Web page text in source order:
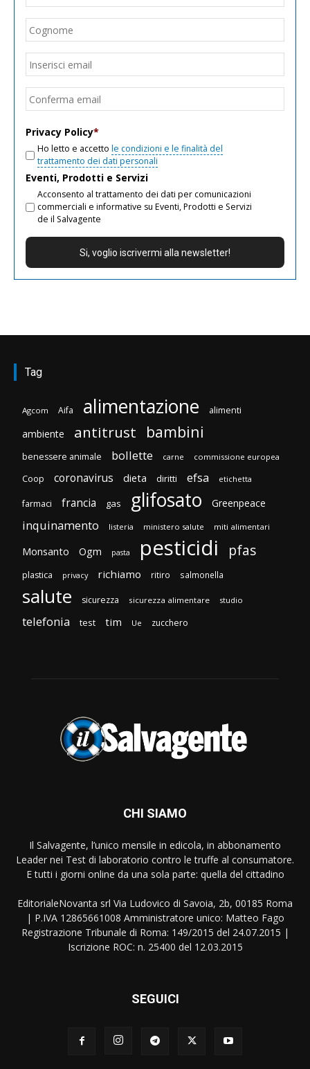
Email
Privacy Policy*
Ho letto e accetto le condizioni e le finalità del
trattamento dei dati personali
Eventi, Prodotti e Servizi
Acconsento al trattamento dei dati per comunicazioni
commerciali e informative su Eventi, Prodotti e Servizi
de il Salvagente
Tag
Agcom Aifa alimentazione alimenti
ambiente antitrust bambini
benessere animale bollette carne commissione europea
Coop coronavirus dieta diritti efsa etichetta
farmaci francia gas glifosato Greenpeace
inquinamento listeria ministero salute miti alimentari
Monsanto Ogm pasta pesticidi pfas
plastica privacy richiamo ritiro salmonella
salute sicurezza sicurezza alimentare studio
telefonia test tim Ue zucchero
CHI SIAMO
Il Salvagente, l’unico mensile in edicola, in abbonamento
Leader nei Test di laboratorio contro le truffe al consumatore.
E tutti i giorni online da una sola parte: quella del cittadino
EditorialeNovanta srl Via Ludovico di Savoia, 2b, 00185 Roma
| P.IVA 12865661008 Amministratore unico: Matteo Fago
Registrazione Tribunale di Roma: 149/2015 del 24.07.2015 |
Iscrizione ROC: n. 25400 del 12.03.2015
SEGUICI